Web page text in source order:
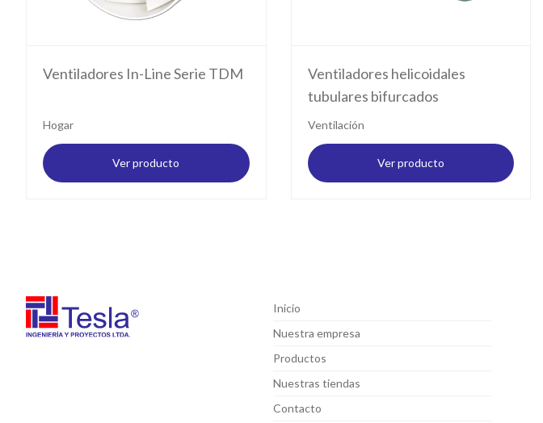
Ventiladores In-Line Serie TDM
Hogar
Ver producto
Ventiladores helicoidales
tubulares bifurcados
Ventilación
Ver producto
Inicio
Nuestra empresa
Productos
Nuestras tiendas
Contacto